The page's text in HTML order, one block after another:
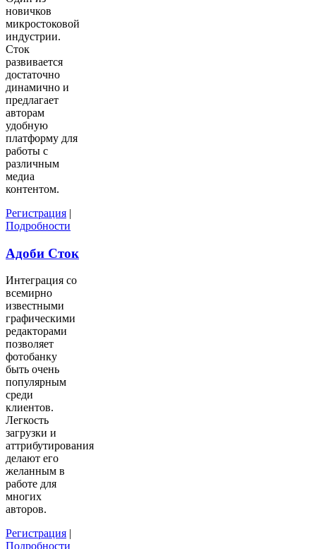
новичков
микростоковой
индустрии.
Сток
развивается
достаточно
динамично и
предлагает
авторам
удобную
платформу для
работы с
различным
медиа
контентом.
Регистрация |
Подробности
Адоби Сток
Интеграция со
всемирно
известными
графическими
редакторами
позволяет
фотобанку
быть очень
популярным
среди
клиентов.
Легкость
загрузки и
аттрибутирования
делают его
желанным в
работе для
многих
авторов.
Регистрация |
Подробности